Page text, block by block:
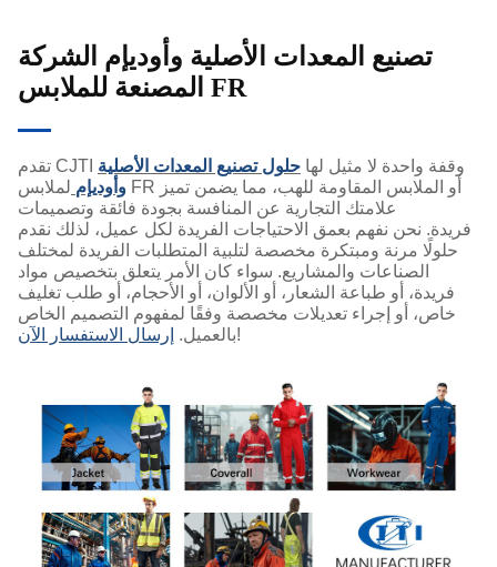
تصنيع المعدات الأصلية وأوديإم الشركة
المصنعة للملابس FR
تقدم CJTI وقفة واحدة لا مثيل لها حلول تصنيع المعدات الأصلية
وأوديإم لملابس FR أو الملابس المقاومة للهب، مما يضمن تميز
علامتك التجارية عن المنافسة بجودة فائقة وتصميمات
فريدة. نحن نفهم بعمق الاحتياجات الفريدة لكل عميل، لذلك نقدم
حلولًا مرنة ومبتكرة مخصصة لتلبية المتطلبات الفريدة لمختلف
الصناعات والمشاريع. سواء كان الأمر يتعلق بتخصيص مواد
فريدة، أو طباعة الشعار، أو الألوان، أو الأحجام، أو طلب تغليف
خاص، أو إجراء تعديلات مخصصة وفقًا لمفهوم التصميم الخاص
بالعميل. إرسال الاستفسار الآن !